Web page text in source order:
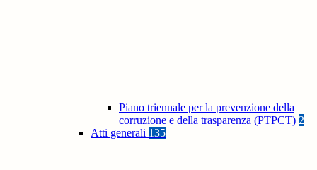
Piano triennale per la prevenzione della
corruzione e della trasparenza (PTPCT) 2
Atti generali 135